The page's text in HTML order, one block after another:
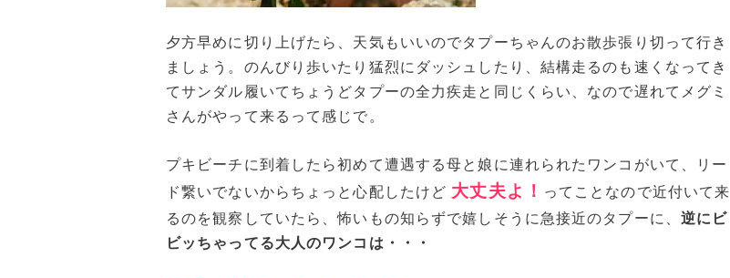
夕方早めに切り上げたら、天気もいいのでタプーちゃんのお散歩張り切って行き
ましょう。のんびり歩いたり猛烈にダッシュしたり、結構走るのも速くなってき
てサンダル履いてちょうどタプーの全力疾走と同じくらい、なので遅れてメグミ
さんがやって来るって感じで。
プキビーチに到着したら初めて遭遇する母と娘に連れられたワンコがいて、リー
ド繋いでないからちょっと心配したけど 大丈夫よ！ ってことなので近付いて来
るのを観察していたら、怖いもの知らずで嬉しそうに急接近のタプーに、 逆にビ
ビッちゃってる大人のワンコは・・・